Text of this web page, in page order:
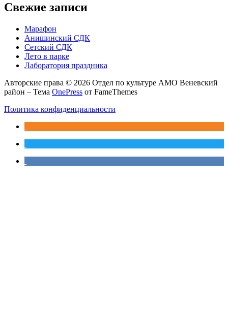
Свежие записи
Марафон
Анишинский СДК
Сетский СДК
Лето в парке
Лаборатория праздника
Авторские права © 2026 Отдел по культуре АМО Веневский
район – Тема OnePress от FameThemes
Политика конфиденциальности